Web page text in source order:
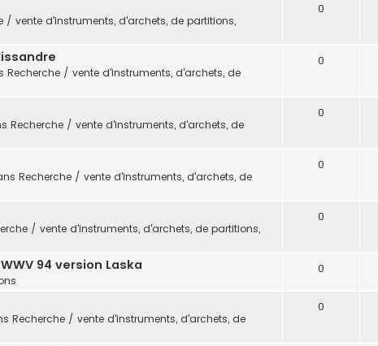
/ vente d'instruments, d'archets, de partitions,
0
Recherche / vente d'instruments, d'archets, de
0
Recherche / vente d'instruments, d'archets, de
0
Recherche / vente d'instruments, d'archets, de
0
/ vente d'instruments, d'archets, de partitions,
0
94 version Laska 0
Recherche / vente d'instruments, d'archets, de
0